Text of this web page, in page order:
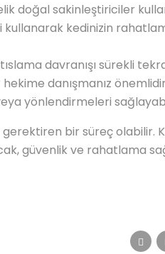
doğal sakinleştiriciler
kedinizin
davranışı sürekli
danışmanız
yönlendirmeleri
bir süreç olabilir.
güvenlik ve rahatlama